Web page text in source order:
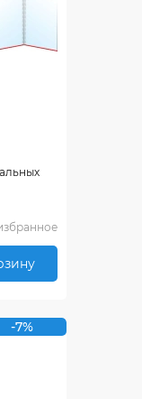
-7%